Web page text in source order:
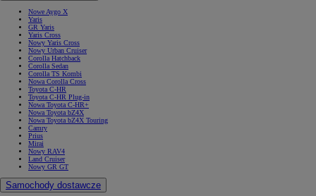
Nowe Aygo X
Yaris
GR Yaris
Yaris Cross
Nowy Yaris Cross
Nowy Urban Cruiser
Corolla Hatchback
Corolla Sedan
Corolla TS Kombi
Nowa Corolla Cross
Toyota C-HR
Toyota C-HR Plug-in
Nowa Toyota C-HR+
Nowa Toyota bZ4X
Nowa Toyota bZ4X Touring
Camry
Prius
Mirai
Nowy RAV4
Land Cruiser
Nowy GR GT
Samochody dostawcze